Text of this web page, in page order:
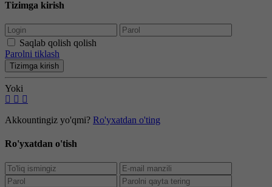
Tizimga kirish
Saqlab qolish qolish
Parolni tiklash
Tizimga kirish
Yoki
Akkountingiz yo'qmi? Ro'yxatdan o'ting
Ro'yxatdan o'tish